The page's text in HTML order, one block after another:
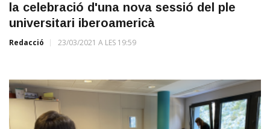
la celebració d'una nova sessió del ple
universitari iberoamericà
Redacció 23/03/2021 A LES 19:59